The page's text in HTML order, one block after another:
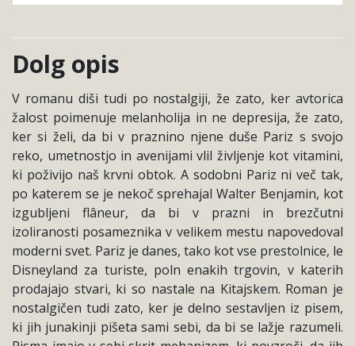
Dolg opis
V romanu diši tudi po nostalgiji, že zato, ker avtorica
žalost poimenuje melanholija in ne depresija, že zato,
ker si želi, da bi v praznino njene duše Pariz s svojo
reko, umetnostjo in avenijami vlil življenje kot vitamini,
ki poživijo naš krvni obtok. A sodobni Pariz ni več tak,
po katerem se je nekoč sprehajal Walter Benjamin, kot
izgubljeni flâneur, da bi v prazni in brezčutni
izoliranosti posameznika v velikem mestu napovedoval
moderni svet. Pariz je danes, tako kot vse prestolnice, le
Disneyland za turiste, poln enakih trgovin, v katerih
prodajajo stvari, ki so nastale na Kitajskem. Roman je
nostalgičen tudi zato, ker je delno sestavljen iz pisem,
ki jih junakinji pišeta sami sebi, da bi se lažje razumeli.